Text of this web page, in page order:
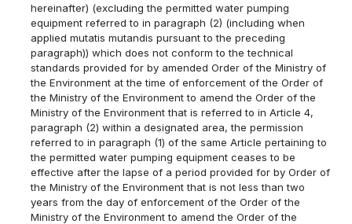
hereinafter) (excluding the permitted water pumping
equipment referred to in paragraph (2) (including when
applied mutatis mutandis pursuant to the preceding
paragraph)) which does not conform to the technical
standards provided for by amended Order of the Ministry of
the Environment at the time of enforcement of the Order of
the Ministry of the Environment to amend the Order of the
Ministry of the Environment that is referred to in Article 4,
paragraph (2) within a designated area, the permission
referred to in paragraph (1) of the same Article pertaining to
the permitted water pumping equipment ceases to be
effective after the lapse of a period provided for by Order of
the Ministry of the Environment that is not less than two
years from the day of enforcement of the Order of the
Ministry of the Environment to amend the Order of the